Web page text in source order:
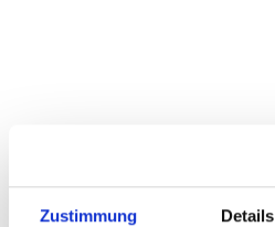
Zustimmung Details